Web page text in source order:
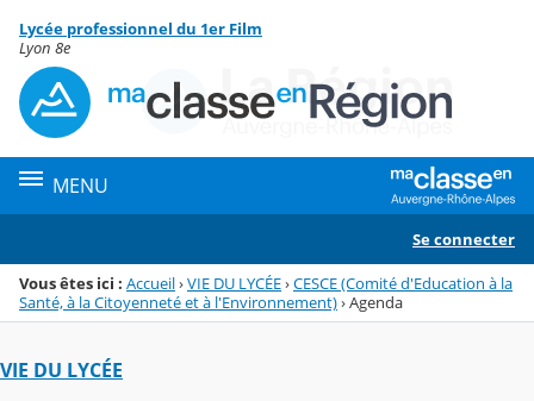
Menu de la rubrique
Contenu
Lycée professionnel du 1er Film
Lyon 8e
MENU
Se connecter
Vous êtes ici : Accueil›VIE DU LYCÉE›CESCE (Comité d'Education à la
Santé, à la Citoyenneté et à l'Environnement)›Agenda
VIE DU LYCÉE